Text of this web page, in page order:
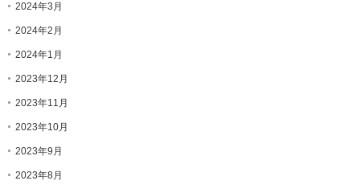
2024年3月
2024年2月
2024年1月
2023年12月
2023年11月
2023年10月
2023年9月
2023年8月